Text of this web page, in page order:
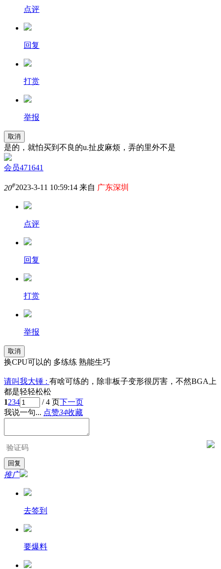
点评
回复
打赏
举报
取消
是的，就怕买到不良的u.扯皮麻烦，弄的里外不是
会员471641
20#2023-3-11 10:59:14 来自 广东深圳
点评
回复
打赏
举报
取消
换CPU可以的 多练练 熟能生巧
请叫我大锤 : 有啥可练的，除非板子变形很厉害，不然BGA上
都是轻轻松松
1234 / 4 页下一页
我说一句... 点赞34收藏
推广
去签到
要爆料